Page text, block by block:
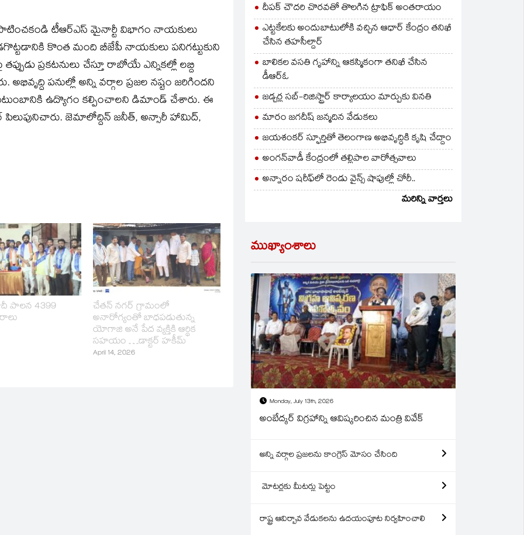
టీఆర్‌ఎస్‌ మైనార్టీ విభాగం నాయకులు
కొంత మంది బీజేపీ నాయకులు పనిగట్టుకుని
ప్రకటనులు చేస్తూ రాబోయే ఎన్నికల్లో లబ్ది
పనుల్లో అన్ని వర్గాల ప్రజల నష్టం జరిగిందని
కుటుంబానికి ఉద్యొగం కల్పించాలని డిమాండ్‌ చేశారు. ఈ
పిలుపునిచారు. జెమాలోద్దిన్‌ జనీత్‌, అన్సారీ హామిద్‌,
పాలన 4399 చేతన్ నగర్ గ్రామంలో
అనారోగ్యంతో బాధపడుతున్న
యోగాజి అనే పేద వ్యక్తికి ఆర్థిక
సహయం …డాక్టర్ హకీమ్
April 14, 2026
దీపక్ చౌదరి చొరవతో తొలగిన ట్రాఫిక్‌ అంతరాయం
ఎట్టకేలకు అందుబాటులోకి వచ్చిన ఆధార్ కేంద్రం తనిఖీ
చేసిన తహసీల్దార్
బాలికల వసతి గృహాన్ని ఆకస్మికంగా తనిఖీ చేసిన
డీఆర్ఓ
జడ్చర్ల సబ్-రిజిస్ట్రార్ కార్యాలయం మార్పుకు వినతి
మారం జగదీష్ జన్మదిన వేడుకలు
జయశంకర్ స్ఫూర్తితో తెలంగాణ అభివృద్ధికి కృషి చేద్దాం
అంగన్‌వాడీ కేంద్రంలో తల్లిపాల వారోత్సవాలు
అన్నారం షరీఫ్‌లో రెండు వైన్స్ షాపుల్లో చోరీ..
మరిన్ని వార్తలు
ముఖ్యాంశాలు
Monday, July 13th, 2026
అంబేద్కర్ విగ్రహాన్ని ఆవిష్కరించిన మంత్రి వివేక్
అన్ని వర్గాల ప్రజలను కాంగ్రెస్ మోసం చేసింది
మోటర్లకు మీటర్లు పెట్టం
రాష్ట్ర ఆవిర్బావ వేడుకలను ఉదయంపూట నిర్వహించాలి